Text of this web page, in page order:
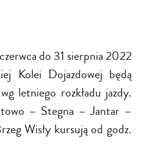
do 31 sierpnia 2022
Kolei Dojazdowej będą
letniego rozkładu jazdy.
– Stegna – Jantar –
Wisły kursują od godz.